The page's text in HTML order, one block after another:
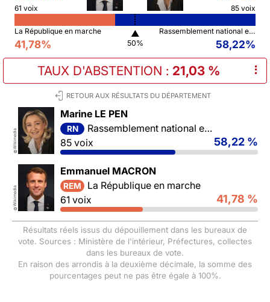
61 voix 85 voix
La République en marche
41,78%
▲
50%
Rassemblement national et ses alliés
58,22%
TAUX D'ABSTENTION : 21,03 % ⠇
RETOUR AUX RÉSULTATS DU DÉPARTEMENT
©
Wikimedia
Marine LE PEN
RN
Rassemblement national et ses alliés
85 voix
58,22 %
©
Wikimedia
Emmanuel MACRON
REM
La République en marche
61 voix
41,78 %
Résultats réels issus du dépouillement dans les bureaux de
vote. Sources : Ministère de l'intérieur, Préfectures, collectes
dans les bureaux de vote.
En raison des arrondis à la deuxième décimale, la somme des
pourcentages peut ne pas être égale à 100%.